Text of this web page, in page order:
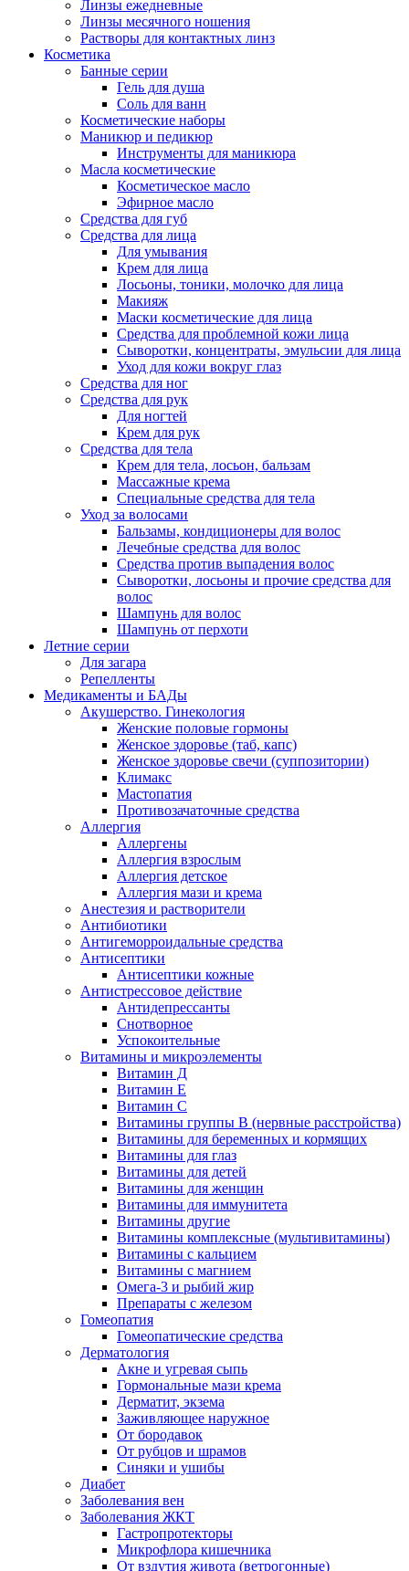
Линзы ежедневные
Линзы месячного ношения
Растворы для контактных линз
Косметика
Банные серии
Гель для душа
Соль для ванн
Косметические наборы
Маникюр и педикюр
Инструменты для маникюра
Масла косметические
Косметическое масло
Эфирное масло
Средства для губ
Средства для лица
Для умывания
Крем для лица
Лосьоны, тоники, молочко для лица
Макияж
Маски косметические для лица
Средства для проблемной кожи лица
Сыворотки, концентраты, эмульсии для лица
Уход для кожи вокруг глаз
Средства для ног
Средства для рук
Для ногтей
Крем для рук
Средства для тела
Крем для тела, лосьон, бальзам
Массажные крема
Специальные средства для тела
Уход за волосами
Бальзамы, кондиционеры для волос
Лечебные средства для волос
Средства против выпадения волос
Сыворотки, лосьоны и прочие средства для
волос
Шампунь для волос
Шампунь от перхоти
Летние серии
Для загара
Репелленты
Медикаменты и БАДы
Акушерство. Гинекология
Женские половые гормоны
Женское здоровье (таб, капс)
Женское здоровье свечи (суппозитории)
Климакс
Мастопатия
Противозачаточные средства
Аллергия
Аллергены
Аллергия взрослым
Аллергия детское
Аллергия мази и крема
Анестезия и растворители
Антибиотики
Антигеморроидальные средства
Антисептики
Антисептики кожные
Антистрессовое действие
Антидепрессанты
Снотворное
Успокоительные
Витамины и микроэлементы
Витамин Д
Витамин Е
Витамин С
Витамины группы В (нервные расстройства)
Витамины для беременных и кормящих
Витамины для глаз
Витамины для детей
Витамины для женщин
Витамины для иммунитета
Витамины другие
Витамины комплексные (мультивитамины)
Витамины с кальцием
Витамины с магнием
Омега-3 и рыбий жир
Препараты с железом
Гомеопатия
Гомеопатические средства
Дерматология
Акне и угревая сыпь
Гормональные мази крема
Дерматит, экзема
Заживляющее наружное
От бородавок
От рубцов и шрамов
Синяки и ушибы
Диабет
Заболевания вен
Заболевания ЖКТ
Гастропротекторы
Микрофлора кишечника
От вздутия живота (ветрогонные)